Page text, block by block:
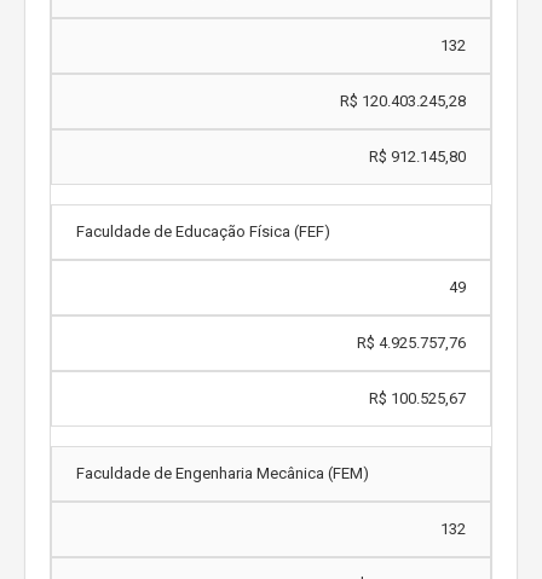
132
R$ 120.403.245,28
R$ 912.145,80
Faculdade de Educação Física (FEF)
49
R$ 4.925.757,76
R$ 100.525,67
Faculdade de Engenharia Mecânica (FEM)
132